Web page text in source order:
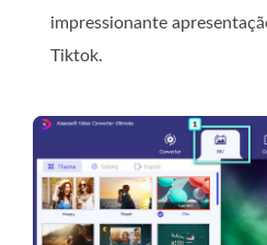
impressionante
Tiktok.